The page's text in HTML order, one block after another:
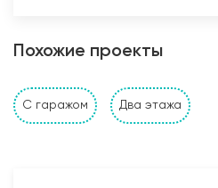
Стены и перегородки дома
1. Наружные и внутренние
Похожие проекты
С гаражом Два этажа